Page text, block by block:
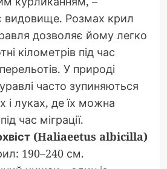
видовище. Розмах крил
дозволяє йому легко
кілометрів під час
У природі
часто зупиняються
і луках, де їх можна
час міграції.
(Haliaeetus albicilla)
190–240 см.